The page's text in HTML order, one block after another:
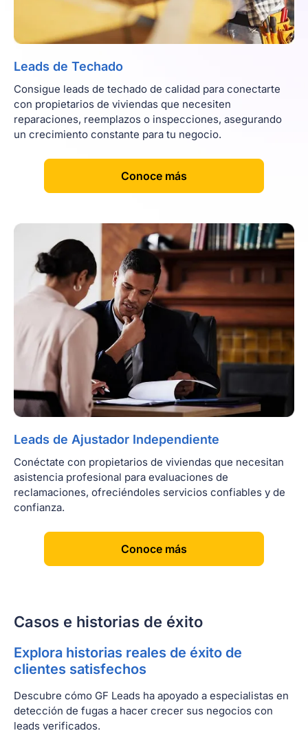
Leads de Techado
Consigue leads de techado de calidad para conectarte
con propietarios de viviendas que necesiten
reparaciones, reemplazos o inspecciones, asegurando
un crecimiento constante para tu negocio.
[
Conoce más]
Leads de Ajustador Independiente
Conéctate con propietarios de viviendas que necesitan
asistencia profesional para evaluaciones de
reclamaciones, ofreciéndoles servicios confiables y de
confianza.
[
Conoce más]
Casos e historias de éxito
Explora historias reales de éxito de
clientes satisfechos
Descubre cómo GF Leads ha apoyado a especialistas en
detección de fugas a hacer crecer sus negocios con
leads verificados.